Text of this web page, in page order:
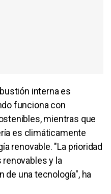
interna es
funciona con
mientras que
es climáticamente
renovable. "La prioridad
y la
de una tecnología", ha